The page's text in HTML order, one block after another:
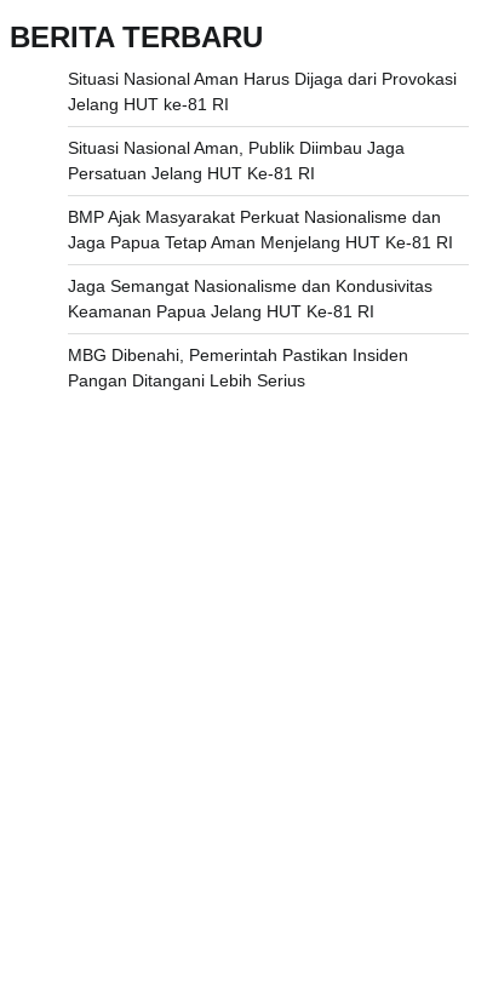
BERITA TERBARU
Situasi Nasional Aman Harus Dijaga dari Provokasi
Jelang HUT ke-81 RI
Situasi Nasional Aman, Publik Diimbau Jaga
Persatuan Jelang HUT Ke-81 RI
BMP Ajak Masyarakat Perkuat Nasionalisme dan
Jaga Papua Tetap Aman Menjelang HUT Ke-81 RI
Jaga Semangat Nasionalisme dan Kondusivitas
Keamanan Papua Jelang HUT Ke-81 RI
MBG Dibenahi, Pemerintah Pastikan Insiden
Pangan Ditangani Lebih Serius